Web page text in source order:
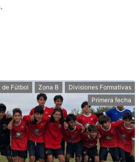
de Fútbol Zona B
Divisiones Formativas
Primera fecha